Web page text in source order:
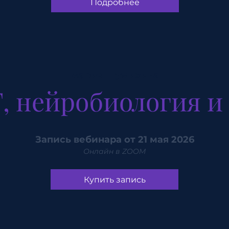
Подробнее
нейробиология
Запись вебинара от 21 мая 2026
Онлайн в ZOOM
Купить запись